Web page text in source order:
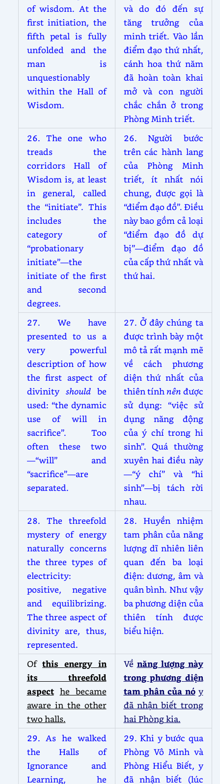
of wisdom. At the
first initiation, the
fifth petal is fully
unfolded and the
man is
unquestionably
within the Hall of
Wisdom.
và do đó đến sự
tăng trưởng của
minh triết. Vào lần
điểm đạo thứ nhất,
cánh hoa thứ năm
đã hoàn toàn khai
mở và con người
chắc chắn ở trong
Phòng Minh triết.
26. The one who
treads the
corridors Hall of
Wisdom is, at least
in general, called
the “initiate”. This
includes the
category of
“probationary
initiate”—the
initiate of the first
and second
degrees.
26. Người bước
trên các hành lang
của Phòng Minh
triết, ít nhất nói
chung, được gọi là
“điểm đạo đồ”. Điều
này bao gồm cả loại
“điểm đạo đồ dự
bị”—điểm đạo đồ
của cấp thứ nhất và
thứ hai.
27. We have
presented to us a
very powerful
description of how
the first aspect of
divinity shouldbe
used: “the dynamic
use of will in
sacrifice”. Too
often these two
—“will” and
“sacrifice”—are
separated.
27. Ở đây chúng ta
được trình bày một
mô tả rất mạnh mẽ
về cách phương
diện thứ nhất của
thiên tính nên được
sử dụng: “việc sử
dụng năng động
của ý chí trong hi
sinh”. Quá thường
xuyên hai điều này
—“ý chí” và “hi
sinh”—bị tách rời
nhau.
28. The threefold
mystery of energy
naturally concerns
the three types of
electricity:
positive, negative
and equilibrizing.
The three aspect of
divinity are, thus,
represented.
28. Huyền nhiệm
tam phân của năng
lượng dĩ nhiên liên
quan đến ba loại
điện: dương, âm và
quân bình. Như vậy
ba phương diện của
thiên tính được
biểu hiện.
Ofthis energy in
its threefold
aspect he became
aware in the other
two halls.
Về năng lượng này
trong phương diện
tam phân của nó y
đã nhận biết trong
hai Phòng kia.
29. As he walked
the Halls of
Ignorance and
Learning, he
29. Khi y bước qua
Phòng Vô Minh và
Phòng Hiểu Biết, y
đã nhận biết (lúc